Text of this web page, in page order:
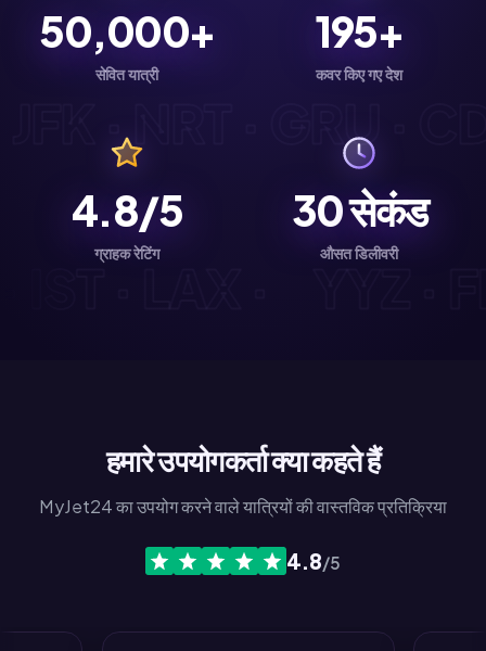
· NRT · GRU ·
50,000+
सेवित यात्री
195+
कवर किए गए देश
4.8/5
ग्राहक रेटिंग
30सेकंड
औसत डिलीवरी
हमारे उपयोगकर्ता क्या कहते हैं
MyJet24 का उपयोग करने वाले यात्रियों की वास्तविक प्रतिक्रिया
4.8/5